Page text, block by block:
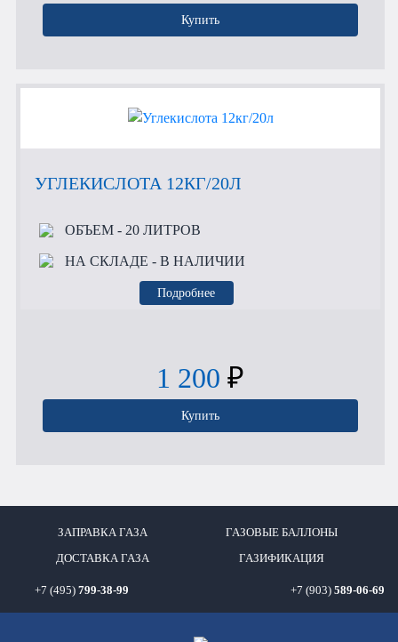
Купить
УГЛЕКИСЛОТА 12КГ/20Л
ОБЪЕМ- 20 ЛИТРОВ
НА СКЛАДЕ - В НАЛИЧИИ
Подробнее
1 200 ₽
Купить
ЗАПРАВКА ГАЗА ГАЗОВЫЕ БАЛЛОНЫ
ДОСТАВКА ГАЗА ГАЗИФИКАЦИЯ
+7 (495) 799-38-99 +7 (903) 589-06-69